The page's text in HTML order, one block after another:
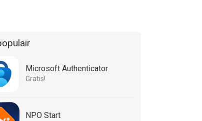
Microsoft Authenticator
Gratis!
NPO Start